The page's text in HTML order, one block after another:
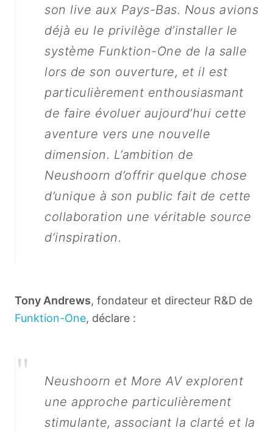
son live aux Pays-Bas. Nous avions
déjà eu le privilège d’installer le
système Funktion-One de la salle
lors de son ouverture, et il est
particulièrement enthousiasmant
de faire évoluer aujourd’hui cette
aventure vers une nouvelle
dimension. L’ambition de
Neushoorn d’offrir quelque chose
d’unique à son public fait de cette
collaboration une véritable source
d’inspiration.
Tony Andrews, fondateur et directeur R&D de
Funktion-One, déclare :
"
Neushoorn et More AV explorent
une approche particulièrement
stimulante, associant la clarté et la